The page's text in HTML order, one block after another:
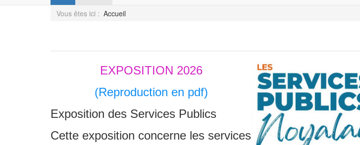
Vous êtes ici : Accueil
EXPOSITION 2026
(Reproduction en pdf)
Exposition des Services Publics
Cette exposition concerne les services